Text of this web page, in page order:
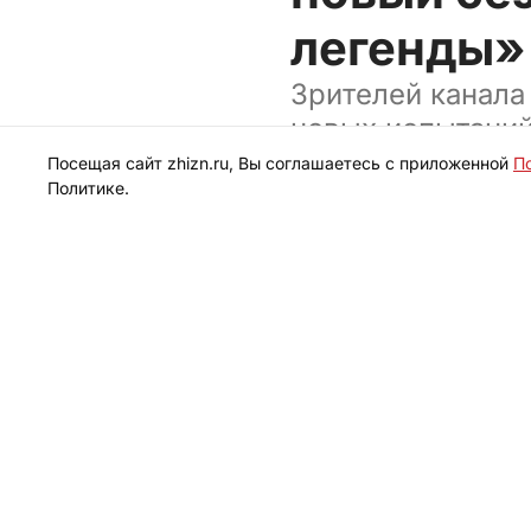
легенды»
Зрителей
новых
Посещая сайт zhizn.ru, Вы соглашаетесь с приложенной
Политике.